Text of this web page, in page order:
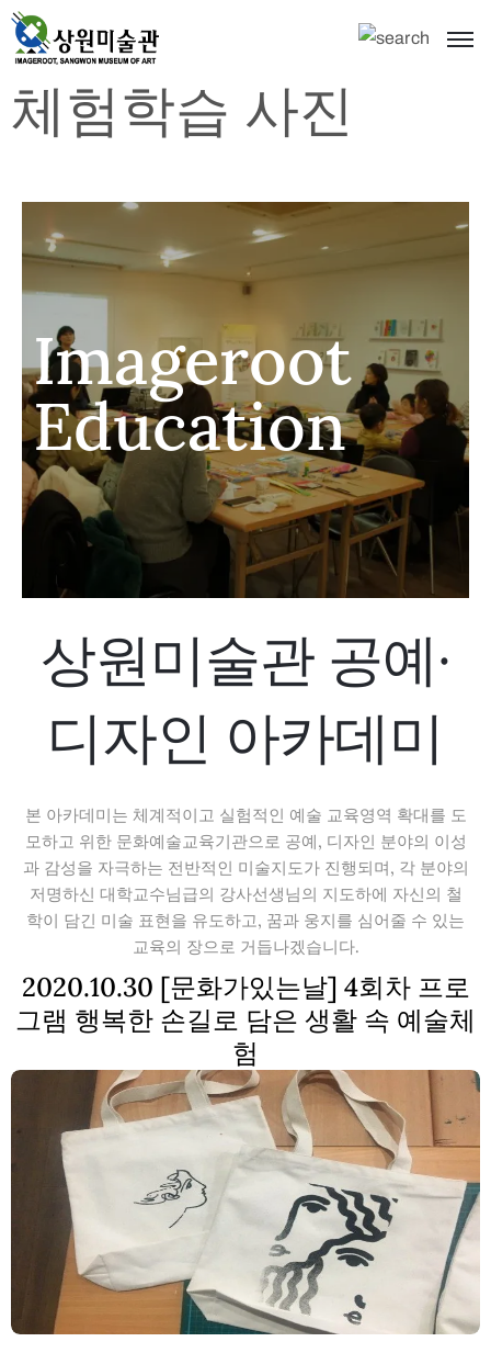
체험학습 사진
Imageroot
Education
상원미술관 공예·
디자인 아카데미
본 아카데미는 체계적이고 실험적인 예술 교육영역 확대를 도
모하고 위한 문화예술교육기관으로 공예, 디자인 분야의 이성
과 감성을 자극하는 전반적인 미술지도가 진행되며, 각 분야의
저명하신 대학교수님급의 강사선생님의 지도하에 자신의 철
학이 담긴 미술 표현을 유도하고, 꿈과 웅지를 심어줄 수 있는
교육의 장으로 거듭나겠습니다.
2020.10.30 [문화가있는날] 4회차 프로
그램 행복한 손길로 담은 생활 속 예술체
험